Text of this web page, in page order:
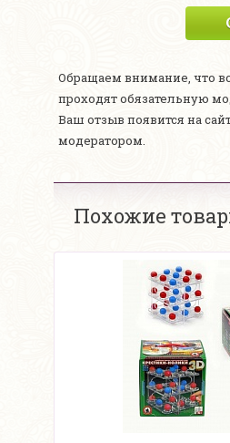
Обращаем внимание, что
проходят обязательную
Ваш отзыв появится на
модератором.
Похожие